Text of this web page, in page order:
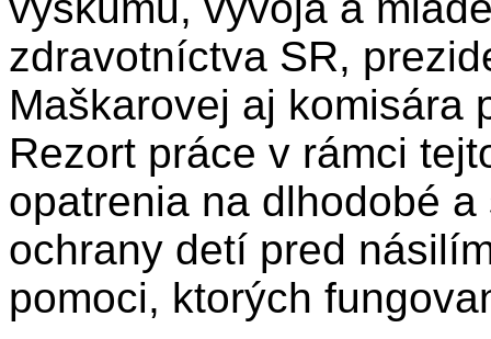
zdravotníctva SR,
Maškarovej aj komisára
Rezort práce v rámci
opatrenia na dlhodobé
ochrany detí pred
pomoci, ktorých